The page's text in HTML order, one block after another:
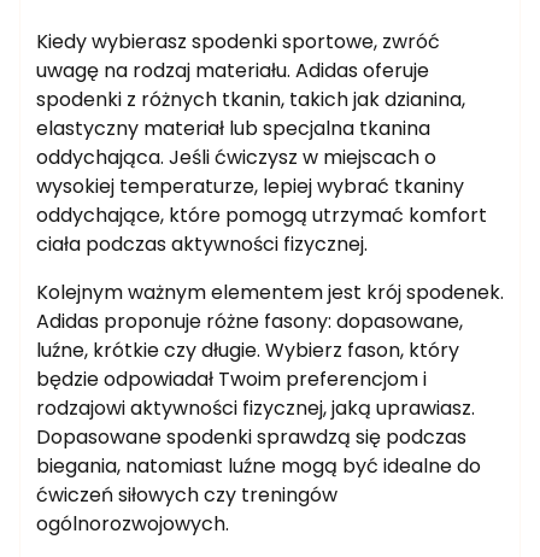
Kiedy wybierasz spodenki sportowe, zwróć
uwagę na rodzaj materiału. Adidas oferuje
spodenki z różnych tkanin, takich jak dzianina,
elastyczny materiał lub specjalna tkanina
oddychająca. Jeśli ćwiczysz w miejscach o
wysokiej temperaturze, lepiej wybrać tkaniny
oddychające, które pomogą utrzymać komfort
ciała podczas aktywności fizycznej.
Kolejnym ważnym elementem jest krój spodenek.
Adidas proponuje różne fasony: dopasowane,
luźne, krótkie czy długie. Wybierz fason, który
będzie odpowiadał Twoim preferencjom i
rodzajowi aktywności fizycznej, jaką uprawiasz.
Dopasowane spodenki sprawdzą się podczas
biegania, natomiast luźne mogą być idealne do
ćwiczeń siłowych czy treningów
ogólnorozwojowych.